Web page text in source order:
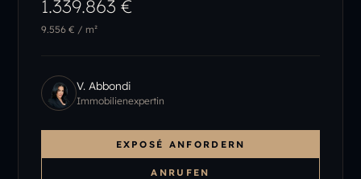
1.339.863 €
9.556 € / m²
V. Abbondi
Immobilienexpertin
EXPOSÉ ANFORDERN
ANRUFEN